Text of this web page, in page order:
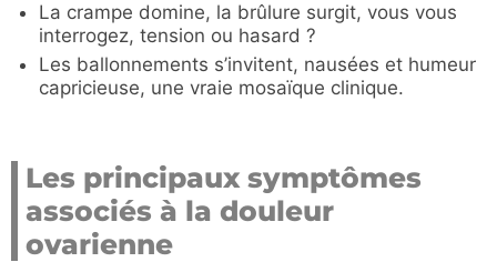
La crampe domine, la brûlure surgit, vous vous
interrogez, tension ou hasard ?
Les ballonnements s’invitent, nausées et humeur
capricieuse, une vraie mosaïque clinique.
Les principaux symptômes
associés à la douleur
ovarienne